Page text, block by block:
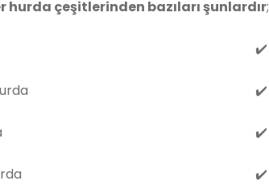
hurda çeşitlerinden bazıları şunlardır;
✔️
✔️
✔️
✔️